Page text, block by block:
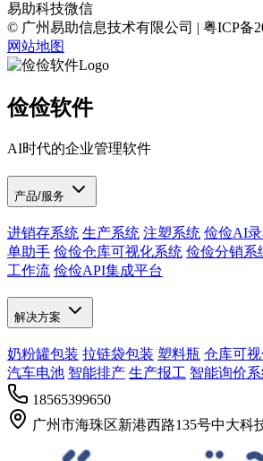
易助科技微信
© 广州易助信息技术有限公司 | 粤ICP备
网站地图
俭俭软件
AI时代的企业管理软件
产品/服务
进销存系统 生产系统 注塑系统 俭俭AI
单助手 俭俭仓库可视化系统 俭俭分销系
工作流 俭俭API集成平台
解决方案
奶粉罐包装 拉链袋包装 塑料瓶 仓库可
汽车电池 智能排产 生产报工 智能询价
18565399650
广州市海珠区新港西路135号中大科